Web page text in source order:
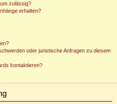
zulässig?
erhalten?
oder juristische Anfragen zu diesem
kontaktieren?